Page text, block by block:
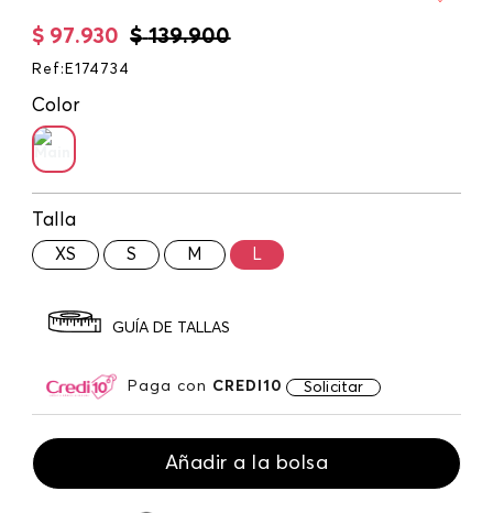
$ 139.900
$ 97.930
Ref : E174734
Color
Talla
XS S M L
GUÍA DE TALLAS
Paga con CREDI10 Solicitar
Añadir a la bolsa